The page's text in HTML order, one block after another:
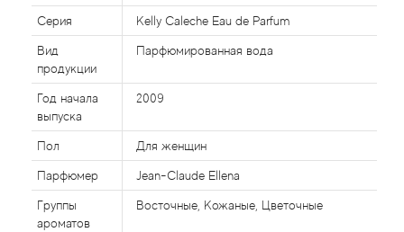
Серия Kelly Caleche Eau de Parfum
Вид
продукции
Парфюмированная вода
Год начала
выпуска
2009
Пол Для женщин
Парфюмер Jean-Claude Ellena
Группы
ароматов
Восточные, Кожаные, Цветочные
Al Haramain
Al Jazeera
Alaia Paris
Alexander McQueen
Alexandre Barthet